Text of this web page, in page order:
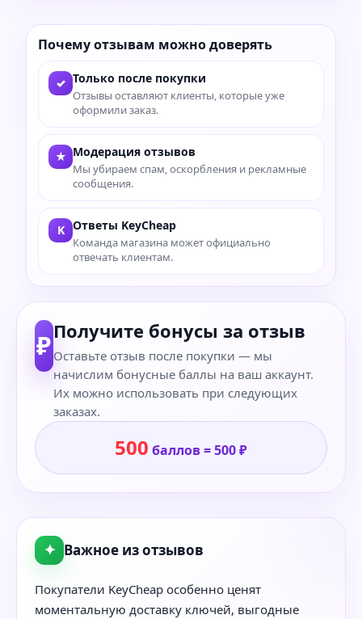
Почему отзывам можно доверять
✓ Только после покупки
Отзывы оставляют клиенты, которые уже
оформили заказ.
★ Модерация отзывов
Мы убираем спам, оскорбления и рекламные
сообщения.
K Ответы KeyCheap
Команда магазина может официально
отвечать клиентам.
₽Получите бонусы за отзыв
Оставьте отзыв после покупки — мы
начислим бонусные баллы на ваш аккаунт.
Их можно использовать при следующих
заказах.
500 баллов = 500 ₽
✦ Важное из отзывов
Покупатели KeyCheap особенно ценят
моментальную доставку ключей, выгодные